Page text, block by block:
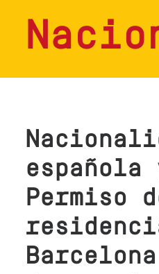
SERVICIOS
CONSULTAS
NOSOTROS
BLOG
española
Permiso